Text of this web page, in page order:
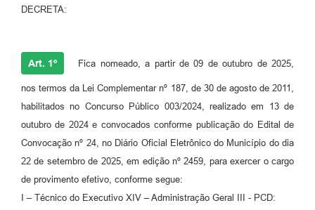
Telefones Úteis
Agenda
Contato
DECRETA:
Art. 1º Fica nomeado, a partir de 09 de outubro de 2025,
nos termos da Lei Complementar nº 187, de 30 de agosto de 2011,
habilitados no Concurso Público 003/2024, realizado em 13 de
outubro de 2024 e convocados conforme publicação do Edital de
Convocação nº 24, no Diário Oficial Eletrônico do Município do dia
22 de setembro de 2025, em edição nº 2459, para exercer o cargo
de provimento efetivo, conforme segue:
I – Técnico do Executivo XIV – Administração Geral III - PCD: